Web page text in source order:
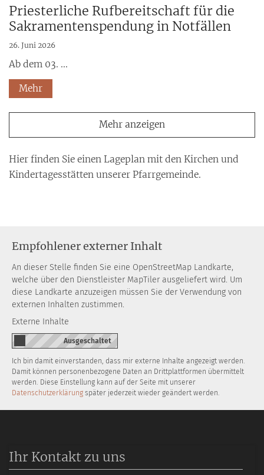
Priesterliche Rufbereitschaft für die
Sakramentenspendung in Notfällen
26. Juni 2026
Ab dem 03. ...
Mehr
Mehr anzeigen
Hier finden Sie einen Lageplan mit den Kirchen und
Kindertagesstätten unserer Pfarrgemeinde.
Empfohlener externer Inhalt
An dieser Stelle finden Sie eine OpenStreetMap Landkarte,
welche über den Dienstleister MapTiler ausgeliefert wird. Um
diese Landkarte anzuzeigen müssen Sie der Verwendung von
externen Inhalten zustimmen.
Externe Inhalte
Ich bin damit einverstanden, dass mir externe Inhalte angezeigt werden.
Damit können personenbezogene Daten an Drittplattformen übermittelt
werden. Diese Einstellung kann auf der Seite mit unserer
Datenschutzerklärung später jederzeit wieder geändert werden.
Ihr Kontakt zu uns